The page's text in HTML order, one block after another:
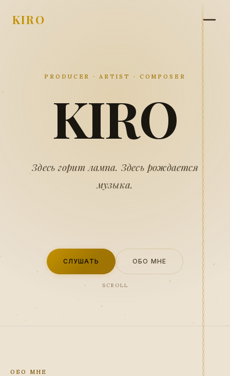
KIRO
PRODUCER · ARTIST · COMPOSER
KIRO
Здесь горит лампа. Здесь рождается
музыка.
СЛУШАТЬ ОБО МНЕ
SCROLL
ОБО МНЕ